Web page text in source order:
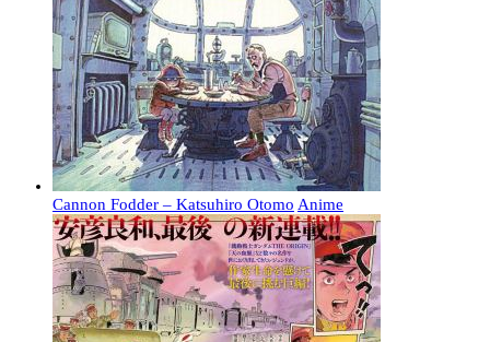
Cannon Fodder – Katsuhiro Otomo Anime